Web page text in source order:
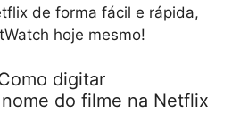
de forma fácil e rápida,
hoje mesmo!
digitar
do filme na Netflix